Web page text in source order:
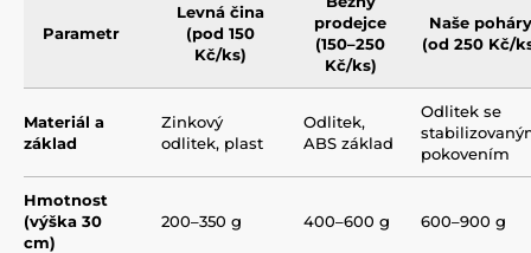
Parametr
Levná čina
(pod 150
Kč/ks)
prodejce
(150–250
Kč/ks)
Naše poháry
(od 250 Kč/
Materiál a
základ
Zinkový
odlitek, plast
Odlitek,
ABS základ
Odlitek se
pokovením
Hmotnost
(výška 30
cm)
200–350 g 400–600 g 600–900 g